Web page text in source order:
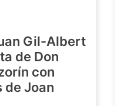
Gil-Albert
de Don
con
de Joan